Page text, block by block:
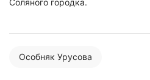
Соляного городка.
Особняк Урусова